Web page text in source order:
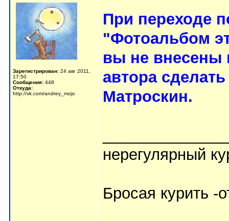
Зарегистрирован: 24 авг 2011,
17:50
Сообщения: 448
Откуда:
http://vk.com/andrey_mojo
При переходе
"Фотоальбом
вы не внесены
автора
Матроскин.
нерегулярный
Бросая курить -